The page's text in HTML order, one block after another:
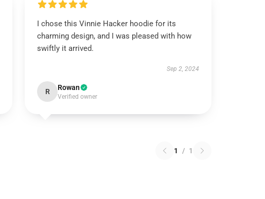
I chose this Vinnie Hacker hoodie for its
charming design, and I was pleased with how
swiftly it arrived.
Sep 2, 2024
R Rowan
Verified owner
1 / 1